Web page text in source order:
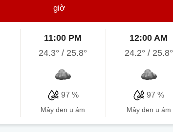
giờ
11:00 PM
24.3°/ 25.8°
97 %
mây đen u ám
12:00 AM
24.2° / 25.8°
97 %
mây đen u ám